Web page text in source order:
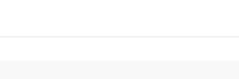
총서 055